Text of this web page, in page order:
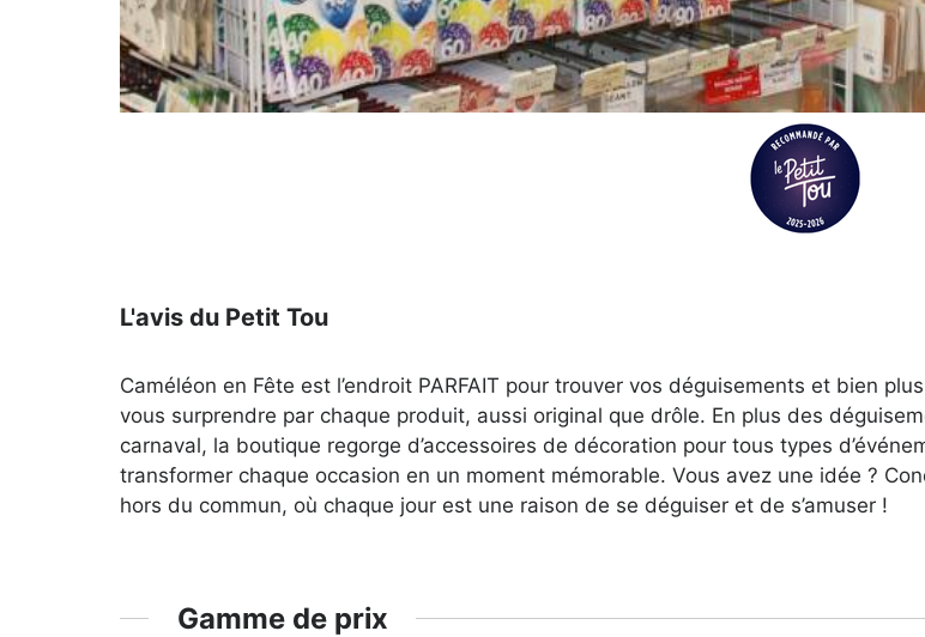
L'avis du Petit Tou
Caméléon en Fête est l’endroit PARFAIT pour trouver vos déguisements et bien
vous surprendre par chaque produit, aussi original que drôle. En plus des
carnaval, la boutique regorge d’accessoires de décoration pour tous types
transformer chaque occasion en un moment mémorable. Vous avez une idée ?
hors du commun, où chaque jour est une raison de se déguiser et de s’amuser !
Gamme de prix